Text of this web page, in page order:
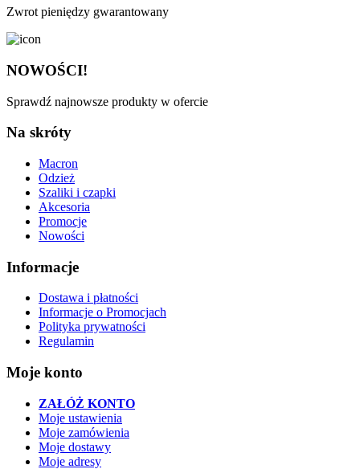
Zwrot pieniędzy gwarantowany
NOWOŚCI!
Sprawdź najnowsze produkty w ofercie
Na skróty
Macron
Odzież
Szaliki i czapki
Akcesoria
Promocje
Nowości
Informacje
Dostawa i płatności
Informacje o Promocjach
Polityka prywatności
Regulamin
Moje konto
ZAŁÓŻ KONTO
Moje ustawienia
Moje zamówienia
Moje dostawy
Moje adresy